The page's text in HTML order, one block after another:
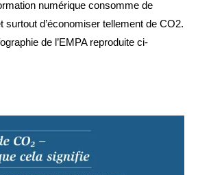
numérique consomme de
surtout d’économiser tellement de CO2.
de l’EMPA reproduite ci-